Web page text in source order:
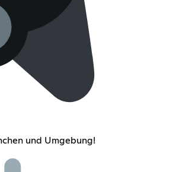
und Umgebung!